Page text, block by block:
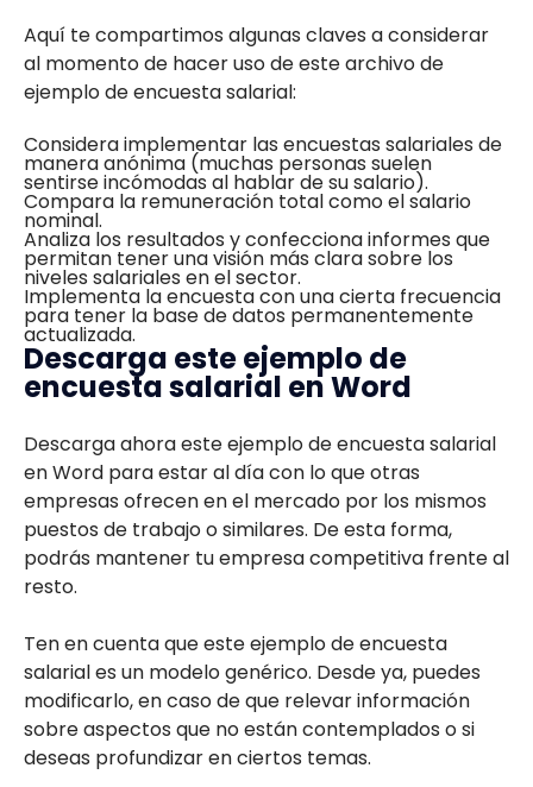
Aquí te compartimos algunas claves a considerar
al momento de hacer uso de este archivo de
ejemplo de encuesta salarial:
Considera implementar las encuestas salariales de
manera anónima (muchas personas suelen
sentirse incómodas al hablar de su salario).
Compara la remuneración total como el salario
nominal.
Analiza los resultados y confecciona informes que
permitan tener una visión más clara sobre los
niveles salariales en el sector.
Implementa la encuesta con una cierta frecuencia
para tener la base de datos permanentemente
actualizada.
Descarga este ejemplo de
encuesta salarial en Word
Descarga ahora este ejemplo de encuesta salarial
en Word para estar al día con lo que otras
empresas ofrecen en el mercado por los mismos
puestos de trabajo o similares. De esta forma,
podrás mantener tu empresa competitiva frente al
resto.
Ten en cuenta que este ejemplo de encuesta
salarial es un modelo genérico. Desde ya, puedes
modificarlo, en caso de que relevar información
sobre aspectos que no están contemplados o si
deseas profundizar en ciertos temas.